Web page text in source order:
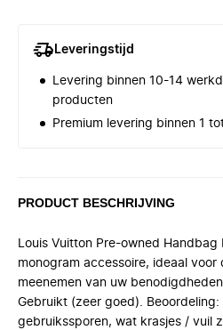
Leveringstijd
Levering binnen 10-14
producten
Premium levering binnen 1
PRODUCT BESCHRIJVING
Louis Vuitton Pre-owned
monogram accessoire, ideaal
meenemen van uw
Gebruikt (zeer goed). Beoordeling:
gebruikssporen, wat krasjes / vuil